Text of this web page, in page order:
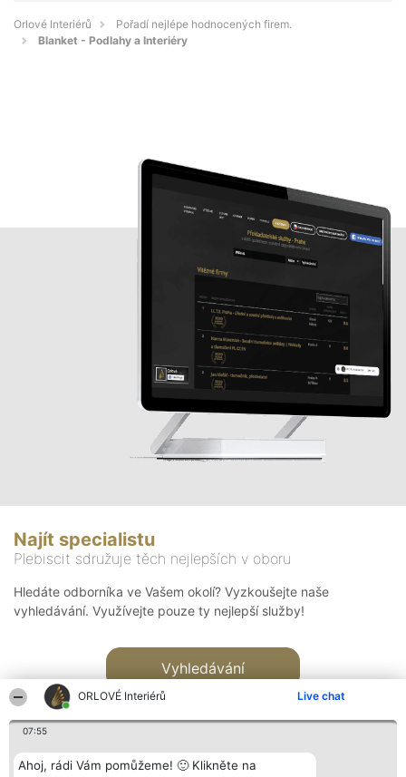
ORLOVÉ Interiérů Live chat
07:55
Ahoj, rádi Vám pomůžeme! 🙂 Klikněte na
Orlové Interiérů
Pořadí nejlépe hodnocených firem.
Blanket - Podlahy a Interiéry
Najít specialistu
Plebiscit sdružuje těch nejlepších v oboru
Hledáte odborníka ve Vašem okolí? Vyzkoušejte naše
vyhledávání. Využívejte pouze ty nejlepší služby!
Vyhledávání